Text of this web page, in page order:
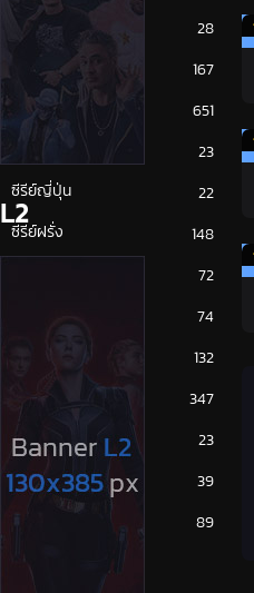
HBO
28
167
NETFLIX
651
23
ซีรีย์ญี่ปุ่น
22
ซีรีย์ฝรั่ง
148
72
74
132
หนังฝรั่ง
347
หนังเกาหลี
23
หนังเอเชีย
39
หนังไทย
89
L2